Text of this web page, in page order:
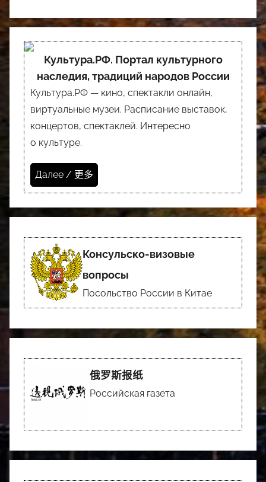
Культура.РФ. Портал культурного
наследия, традиций народов России
Культура.РФ — кино, спектакли онлайн,
виртуальные музеи. Расписание выставок,
концертов, спектаклей. Интересно
о культуре.
Далее / 更多
Консульско-визовые
вопросы
Посольство России в Китае
俄罗斯报纸
Российская газета